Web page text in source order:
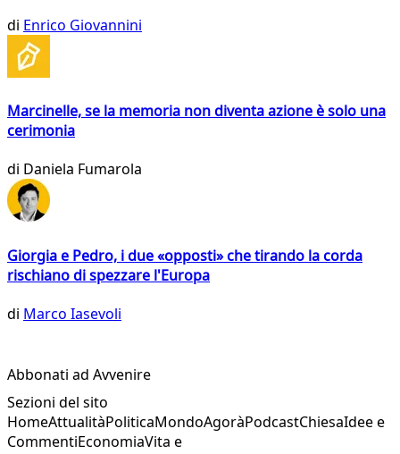
di Enrico Giovannini
Marcinelle, se la memoria non diventa azione è solo una
cerimonia
di Daniela Fumarola
Giorgia e Pedro, i due «opposti» che tirando la corda
rischiano di spezzare l'Europa
di Marco Iasevoli
Abbonati ad Avvenire
Sezioni del sito
HomeAttualitàPoliticaMondoAgoràPodcastChiesaIdee e
CommentiEconomiaVita e